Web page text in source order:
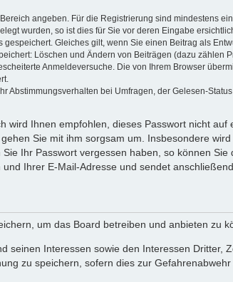
angeben. Für die Registrierung sind mindestens
wurden, so ist dies für Sie vor deren Eingabe
Gleiches gilt, wenn Sie einen Beitrag als
Löschen und Ändern von Beiträgen (dazu zählen
Anmeldeversuche. Die von Ihrem Browser
bei Umfragen, der Gelesen-
wird Ihnen empfohlen, dieses Passwort nicht auf
Sie mit ihm sorgsam um. Insbesondere
Ihr Passwort vergessen haben, so können Sie
Ihrer E-Mail-Adresse und sendet
um das Board betreiben und anbieten zu
seinen Interessen sowie den Interessen Dritter,
zu speichern, sofern dies zur